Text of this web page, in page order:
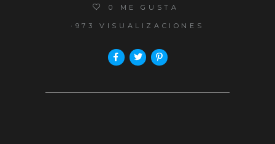
0 ME GUSTA
973 VISUALIZACIONES